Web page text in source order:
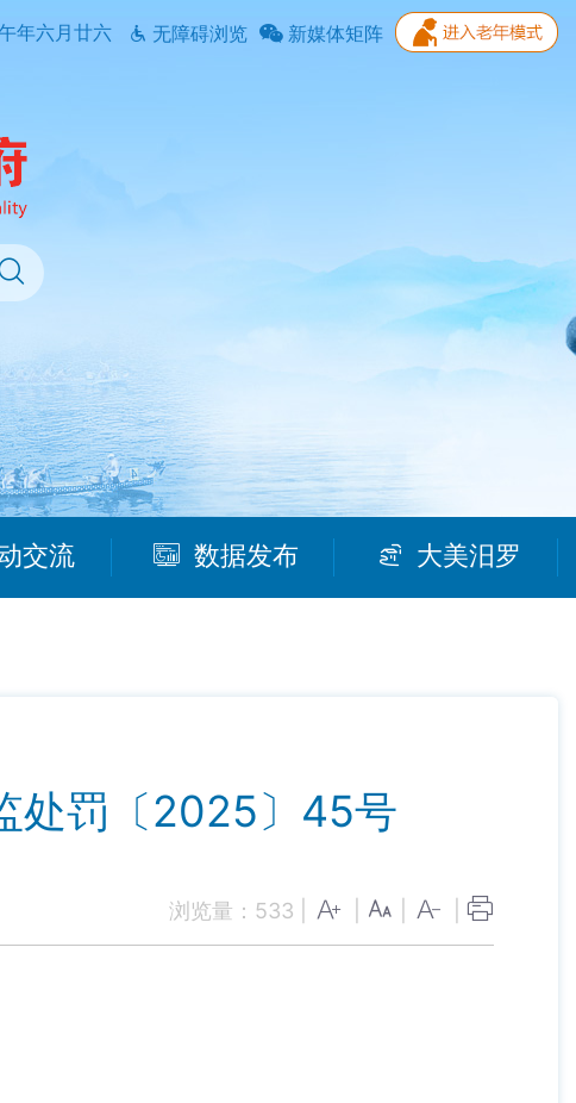
年六月廿六 无障碍浏览 新媒体矩阵
交流 数据发布 大美汨罗
处罚〔2025〕45号
浏览量： 533